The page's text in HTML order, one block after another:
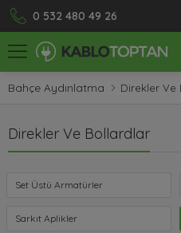
0 532 480 49 26
Bahçe Aydınlatma Direkler Ve
Direkler Ve Bollardlar
Set Üstü Armatürler
Sarkıt Aplikler